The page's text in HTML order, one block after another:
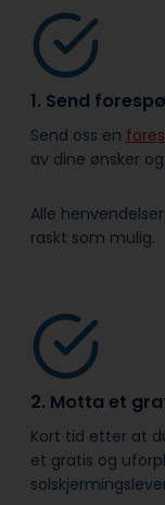
1. Send
Send oss en
av dine ønsker
Alle
raskt som mulig.
2. Motta et
Kort tid etter at
et gratis og